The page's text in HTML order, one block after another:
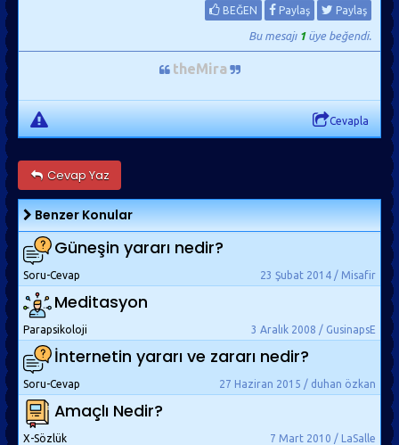
BEĞEN Paylaş Paylaş
Bu mesajı 1üye beğendi.
theMira
Cevapla
Cevap Yaz
Benzer Konular
Güneşin yararı nedir?
23 Şubat 2014 / Misafir
Soru-Cevap
Meditasyon
3 Aralık 2008 / GusinapsE
Parapsikoloji
İnternetin yararı ve zararı nedir?
27 Haziran 2015 / duhan özkan
Soru-Cevap
Amaçlı Nedir?
7 Mart 2010 / LaSalle
X-Sözlük